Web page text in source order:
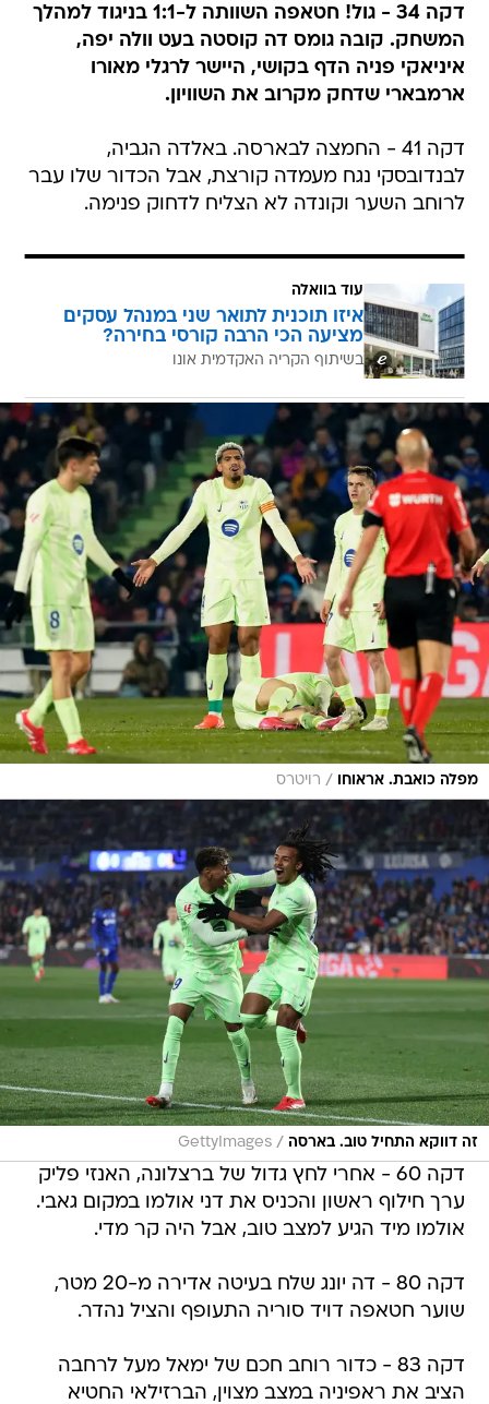
דקה 34 - גול! חטאפה השוותה ל-1:1 בניגוד למהלך
המשחק. קובה גומס דה קוסטה בעט וולה יפה,
איניאקי פניה הדף בקושי, היישר לרגלי מאורו
ארמבארי שדחק מקרוב את השוויון.
דקה 41 - החמצה לבארסה. באלדה הגביה,
לבנדובסקי נגח מעמדה קורצת, אבל הכדור שלו עבר
לרוחב השער וקונדה לא הצליח לדחוק פנימה.
עוד בוואלה
איזו תוכנית לתואר שני במנהל עסקים
מציעה הכי הרבה קורסי בחירה?
בשיתוף הקריה האקדמית אונו
מפלה כואבת. אראוחו / רויטרס
זה דווקא התחיל טוב. בארסה /
GettyImages
דקה 60 - אחרי לחץ גדול של ברצלונה, האנזי פליק
ערך חילוף ראשון והכניס את דני אולמו במקום גאבי.
אולמו מיד הגיע למצב טוב, אבל היה קר מדי.
דקה 80 - דה יונג שלח בעיטה אדירה מ-20 מטר,
שוער חטאפה דויד סוריה התעופף והציל נהדר.
דקה 83 - כדור רוחב חכם של ימאל מעל לרחבה
הציב את ראפיניה במצב מצוין, הברזילאי החטיא